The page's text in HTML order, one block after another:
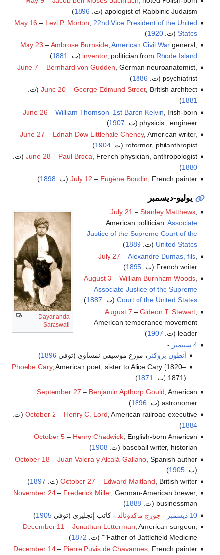
apologist of Rabbinic Judaism (ت.
1896
)
May 16 – Levi P. Morton 22nd Vice President of the United
States (ت.1920
)
May 23 –Ambrose Burnside, American Civil Wargeneral,
inventor, politician from Rhode Island (ت. 1881
)
June 7 – Bernhard von Gudden , German neuroanatomist,
psychiatrist (ت.
1886
)
June 20– George Edmund Street, British architect (ت.
1881
)
June 26 – William Thomson, 1st Baron Kelvin , Irish-born
physicist, engineer (ت.
1907
)
June 27 – Ednah Dow Littlehale Cheney, American writer,
reformer, philanthropist (ت.
1904
)
June 28 – Paul Broca, French physician, anthropologist (ت.
1880
)
July 12 – Eugène Boudin , French painter (ت. 1898
)
يوليو-ديسمبر
Dayananda
Saraswati
July 21 – Stanley Matthews,
American politician, Associate
Justice of the Supreme Court of the
United States (ت. 1889
)
July 27 –Alexandre Dumas, fils,
French writer (ت.
1895
)
August 3 – William Burnham Woods,
Associate Justice of the Supreme
Court of the United States (ت. 1887
)
August 7 – Gideon T. Stewart,
American temperance movement
leader (ت.
1907
)
4 سبتمبر
-
أنطون بروكنر ، موزع موسيقي نمساوي (توفي 1896
)
Phoebe Cary, American poet, sister to Alice Cary (1820–
1871) (ت.
1871
)
September 27 – Benjamin Apthorp Gould, American
astronomer (ت.
1896
)
October 2 – Henry C. Lord , American railroad executive (ت.
1884
)
October 5– Henry Chadwick, English-born American
baseball writer, historian (ت.
1908
)
October 18 – Juan Valera y Alcalá-Galiano, Spanish author
(ت.1905
)
October 27 – Edward Maitland , British writer (ت. 1897
)
November 24– Frederick Miller, German-American brewer,
businessman (ت.
1888
)
10 ديسمبر
- جورج ماكدونالد - كاتب إنجليزي (توفي1905
)
December 11 – Jonathan Letterman , American surgeon,
"Father of Battlefield Medicine" (ت.
1872
)
December 14– Pierre Puvis de Chavannes, French painter